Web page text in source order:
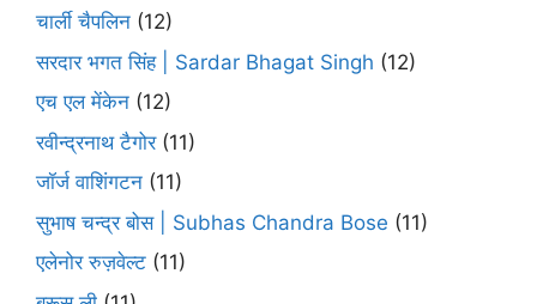
चार्ली चैपलिन (12)
सरदार भगत सिंह | Sardar Bhagat Singh (12)
एच एल मेंकेन (12)
रवीन्द्रनाथ टैगोर(11)
जॉर्ज वाशिंगटन (11)
सुभाष चन्द्र बोस | Subhas Chandra Bose (11)
एलेनोर रुज़वेल्ट (11)